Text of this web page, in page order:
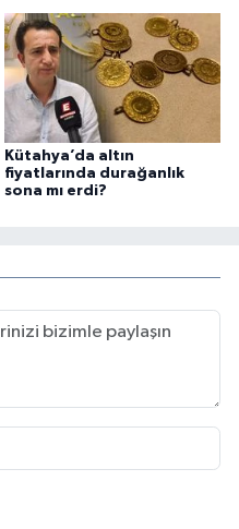
Kütahya’da altın
fiyatlarında durağanlık
sona mı erdi?